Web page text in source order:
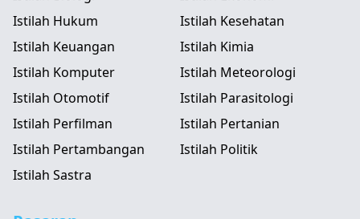
Istilah Hukum
Istilah Kesehatan
Istilah Keuangan
Istilah Kimia
Istilah Komputer
Istilah Meteorologi
Istilah Otomotif
Istilah Parasitologi
Istilah Perfilman
Istilah Pertanian
Istilah Pertambangan
Istilah Politik
Istilah Sastra